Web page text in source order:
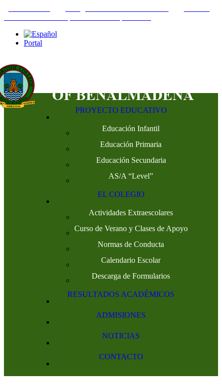
Portal
PROYECTO EDUCATIVO
Educación Infantil
Educación Primaria
Educación Secundaria
AS/A “Level”
EL COLEGIO
Actividades Extraescolares
Curso de Verano y Clases de Apoyo
Normas de Conducta
Calendario Escolar
Descarga de Formularios
RESULTADOS ACADÉMICOS
ADMISIONES
NOTICIAS
CONTACTO